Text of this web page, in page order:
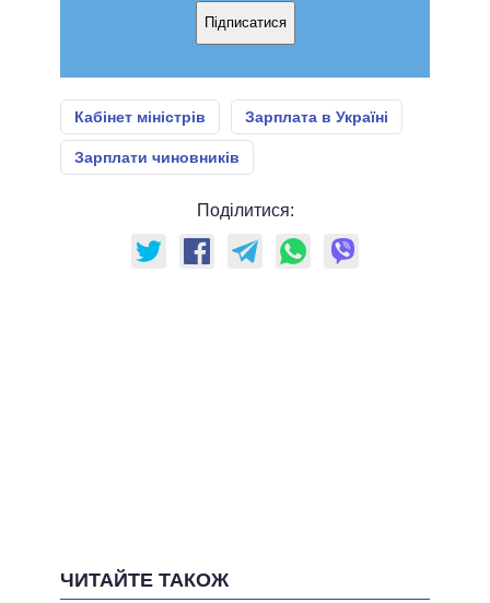
Підписатися
Кабінет міністрів Зарплата в Україні
Зарплати чиновників
Поділитися:
ЧИТАЙТЕ ТАКОЖ